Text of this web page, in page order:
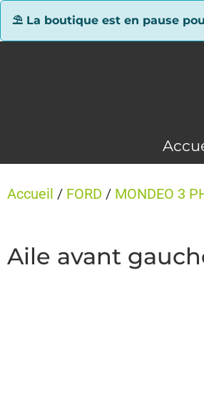
⛱ La boutique est en pause
Accueil / FORD / MONDEO 3
Aile avant
Panneau de gestion des